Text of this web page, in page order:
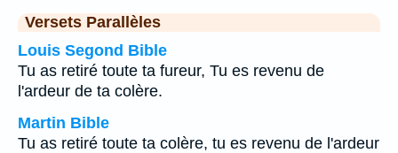
Versets Parallèles
Louis Segond Bible
Tu as retiré toute ta fureur, Tu es revenu de
l'ardeur de ta colère.
Martin Bible
Tu as retiré toute ta colère, tu es revenu de l'ardeur